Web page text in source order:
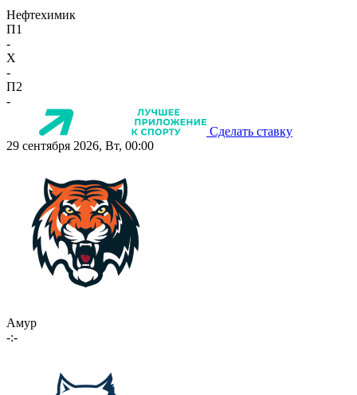
Нефтехимик
П1
-
X
-
П2
-
Сделать ставку
29 сентября 2026, Вт, 00:00
Амур
-:-